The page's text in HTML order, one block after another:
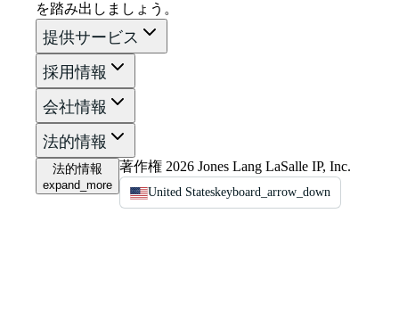
を踏み出しましょう。
提供サービス
採用情報
会社情報
法的情報
法的情報
expand_more
著作権 2026 Jones Lang LaSalle IP, Inc.
United Stateskeyboard_arrow_down